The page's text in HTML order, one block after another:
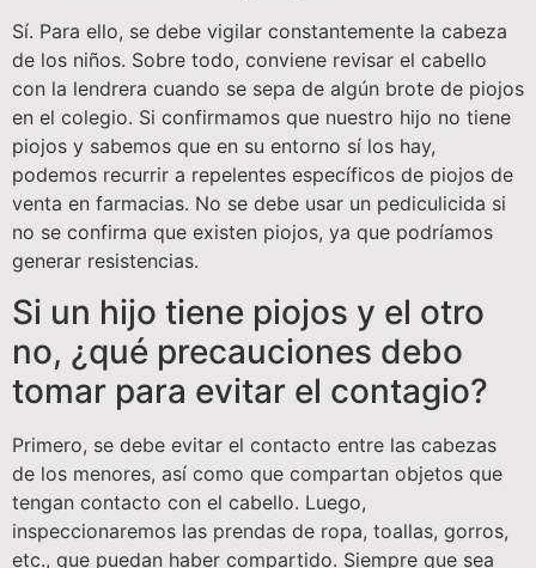
Sí. Para ello, se debe vigilar constantemente la cabeza
de los niños. Sobre todo, conviene revisar el cabello
con la lendrera cuando se sepa de algún brote de piojos
en el colegio. Si confirmamos que nuestro hijo no tiene
piojos y sabemos que en su entorno sí los hay,
podemos recurrir a repelentes específicos de piojos de
venta en farmacias. No se debe usar un pediculicida si
no se confirma que existen piojos, ya que podríamos
generar resistencias.
Si un hijo tiene piojos y el otro
no, ¿qué precauciones debo
tomar para evitar el contagio?
Primero, se debe evitar el contacto entre las cabezas
de los menores, así como que compartan objetos que
tengan contacto con el cabello. Luego,
inspeccionaremos las prendas de ropa, toallas, gorros,
etc., que puedan haber compartido. Siempre que sea